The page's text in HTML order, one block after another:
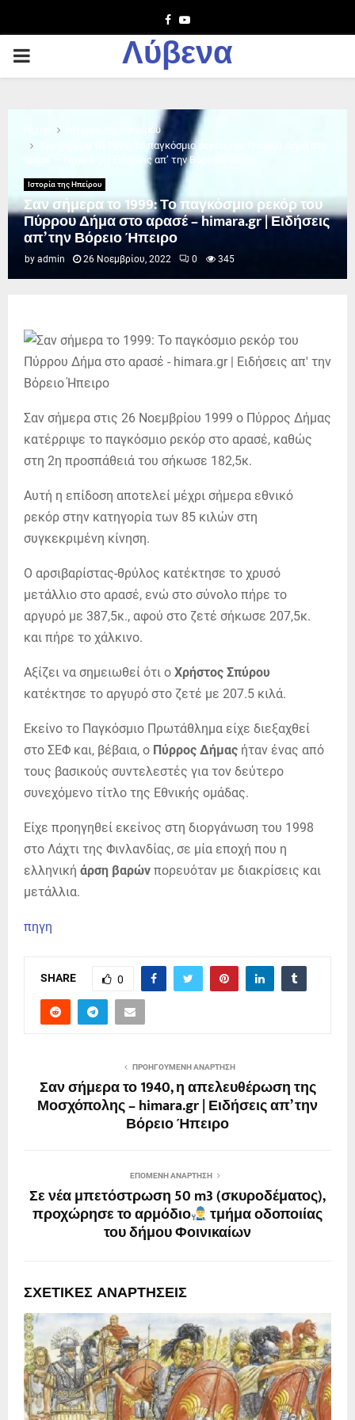
Facebook
Youtube
PRIMARY
Λύβενα
Ιστορία της Ηπείρου
Σαν σήμερα το 1999: Το παγκόσμιο ρεκόρ του Πύρρου Δήμα στο
αρασέ – himara.gr | Ειδήσεις απ’ την Βόρειο Ήπειρο
Ιστορία της Ηπείρου
Σαν σήμερα το 1999: Το παγκόσμιο ρεκόρ του
Πύρρου Δήμα στο αρασέ – himara.gr | Ειδήσεις
απ’ την Βόρειο Ήπειρο
by admin 26 Νοεμβρίου, 2022 0 345
Σαν σήμερα στις 26 Νοεμβρίου 1999 ο Πύρρος Δήμας
κατέρριψε το παγκόσμιο ρεκόρ στο αρασέ, καθώς
στη 2η προσπάθειά του σήκωσε 182,5κ.
Αυτή η επίδοση αποτελεί μέχρι σήμερα εθνικό
ρεκόρ στην κατηγορία των 85 κιλών στη
συγκεκριμένη κίνηση.
Ο αρσιβαρίστας-θρύλος κατέκτησε το χρυσό
μετάλλιο στο αρασέ, ενώ στο σύνολο πήρε το
αργυρό με 387,5κ., αφού στο ζετέ σήκωσε 207,5κ.
και πήρε το χάλκινο.
Αξίζει να σημειωθεί ότι ο Χρήστος Σπύρου
κατέκτησε το αργυρό στο ζετέ με 207.5 κιλά.
Εκείνο το Παγκόσμιο Πρωτάθλημα είχε διεξαχθεί
στο ΣΕΦ και, βέβαια, ο Πύρρος Δήμας ήταν ένας από
τους βασικούς συντελεστές για τον δεύτερο
συνεχόμενο τίτλο της Εθνικής ομάδας.
Είχε προηγηθεί εκείνος στη διοργάνωση του 1998
στο Λάχτι της Φινλανδίας, σε μία εποχή που η
ελληνική άρση βαρών πορευόταν με διακρίσεις και
μετάλλια.
πηγη
SHARE 0
ΠΡΟΗΓΟΎΜΕΝΗ ΑΝΆΡΤΗΣΗ
Σαν σήμερα το 1940, η απελευθέρωση της
Μοσχόπολης – himara.gr | Ειδήσεις απ’ την
Βόρειο Ήπειρο
ΕΠΌΜΕΝΗ ΑΝΆΡΤΗΣΗ
Σε νέα μπετόστρωση 50 m3 (σκυροδέματος),
προχώρησε το αρμόδιο τμήμα οδοποιίας
του δήμου Φοινικαίων
ΣΧΕΤΙΚΈΣ ΑΝΑΡΤΉΣΕΙΣ